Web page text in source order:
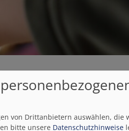
von Drittanbietern auswählen, die
bitte unsere Datenschutzhinweise